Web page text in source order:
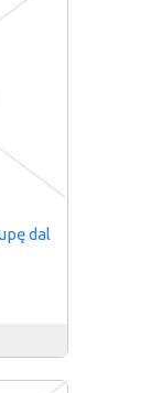
dal